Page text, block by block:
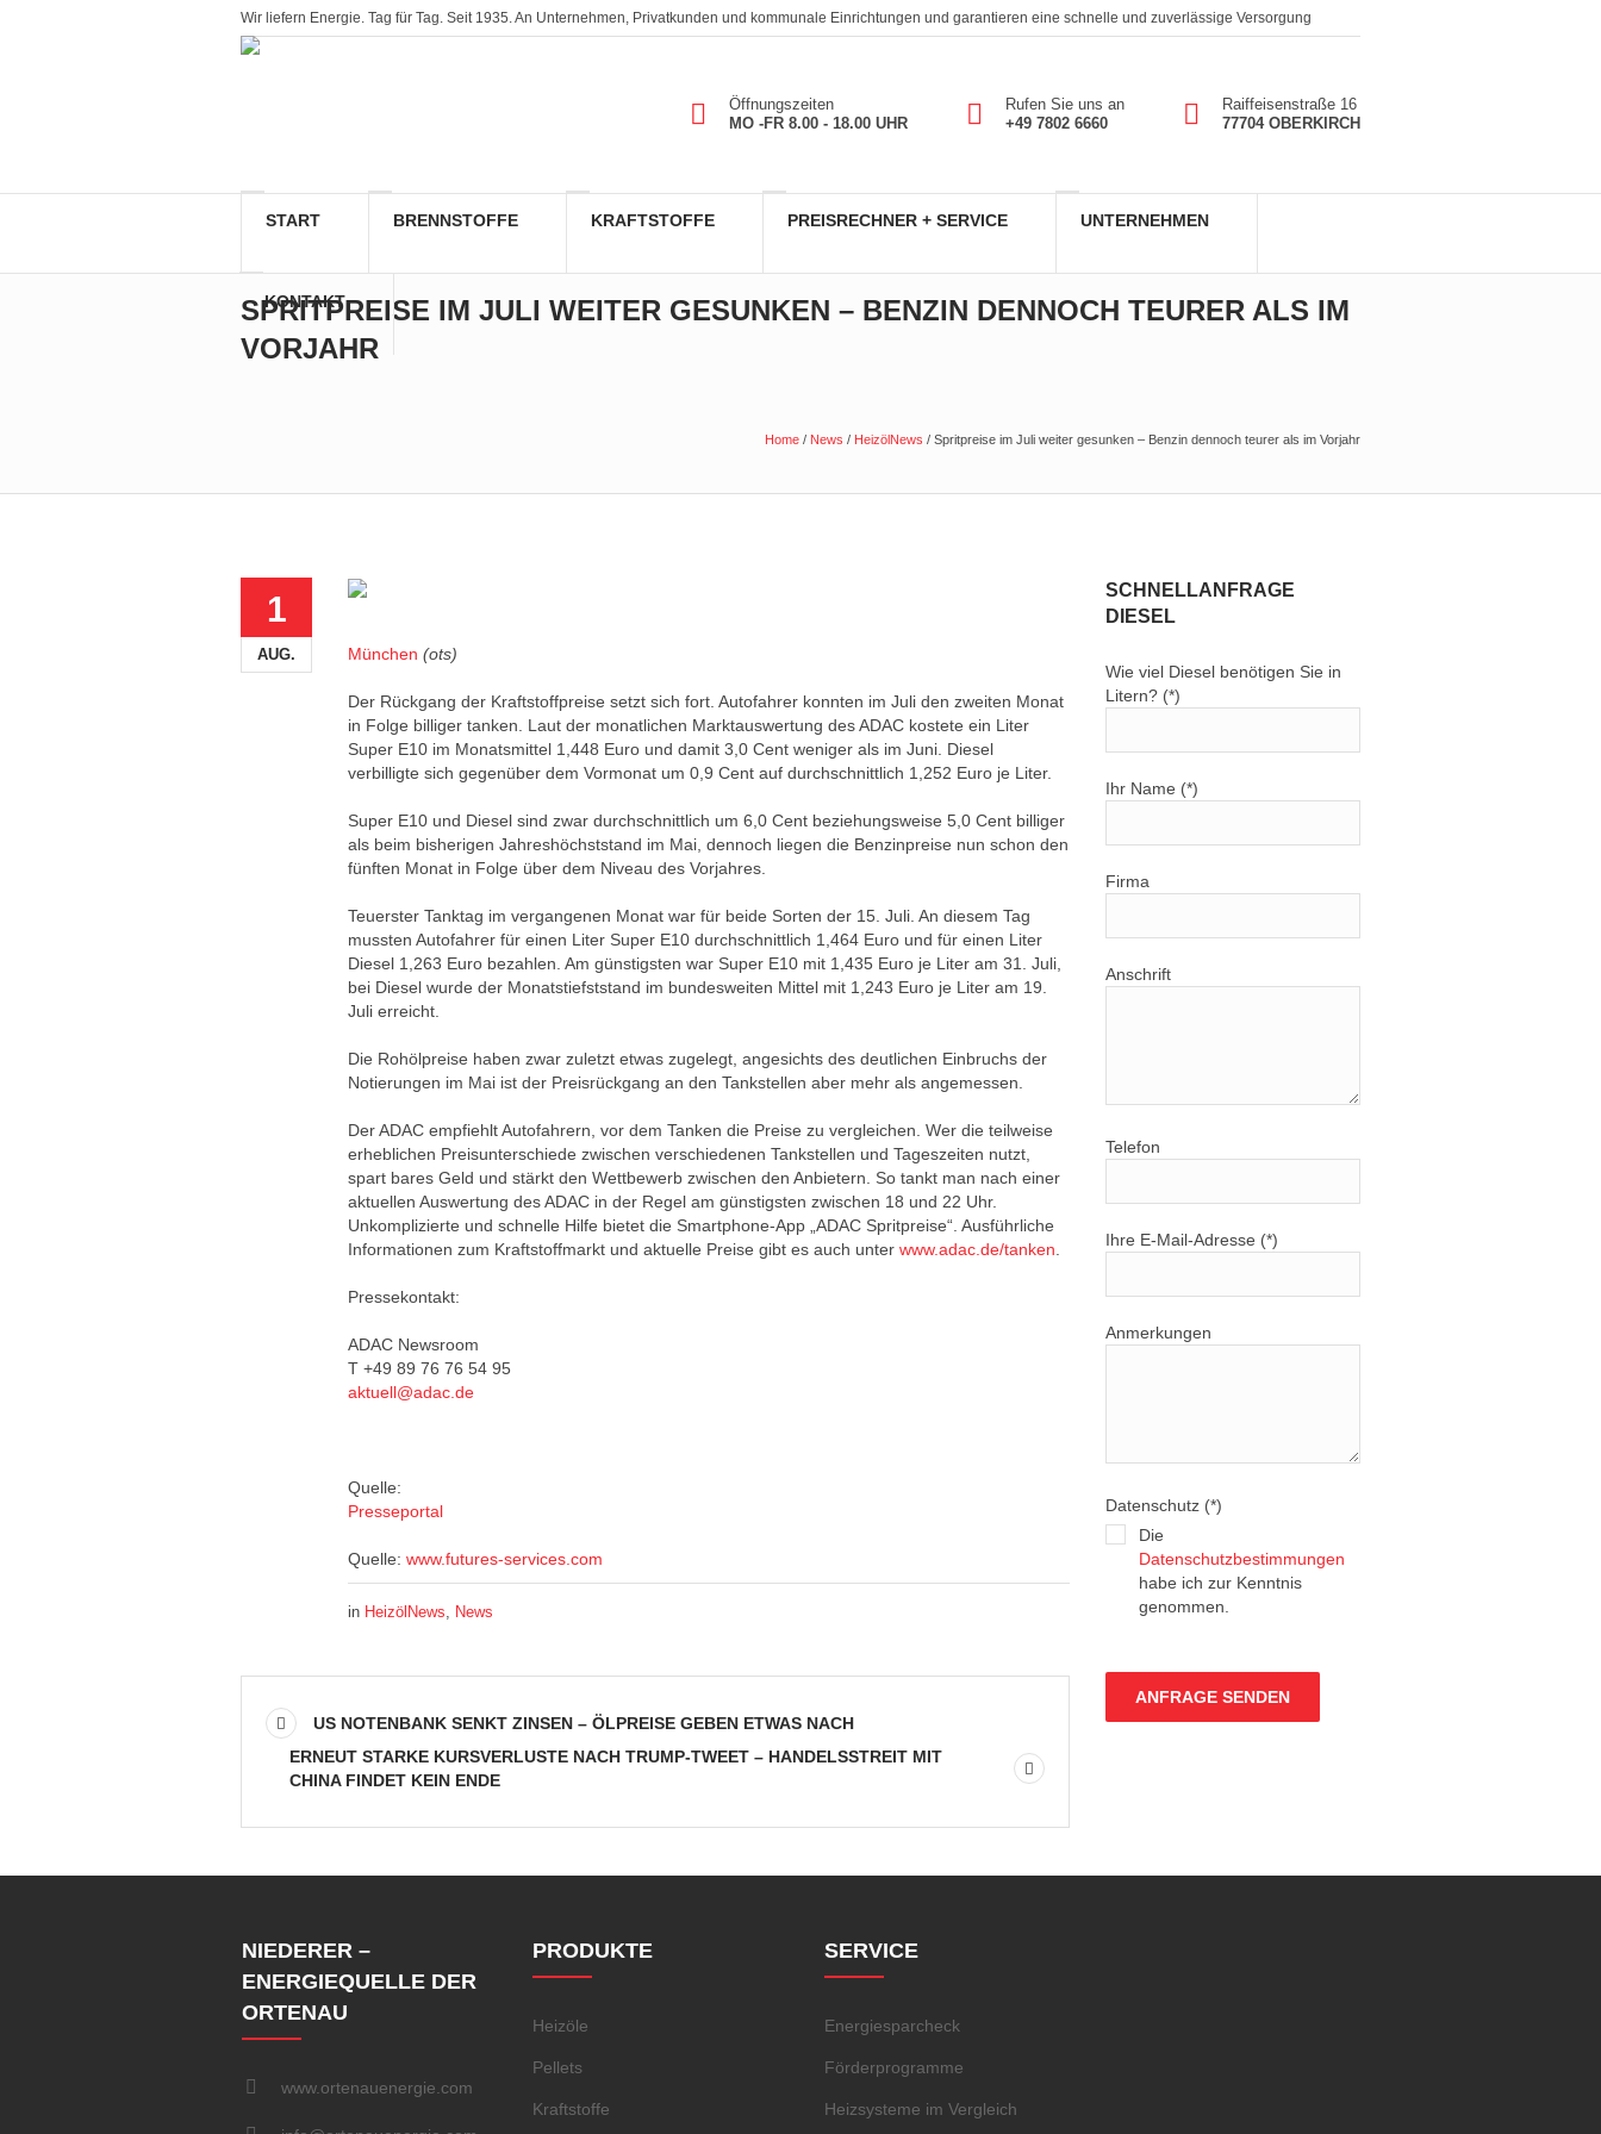
Wir liefern Energie. Tag für Tag. Seit 1935. An Unternehmen, Privatkunden und kommunale Einrichtungen und garantieren eine schnelle und zuverlässige Versorgung
Öffnungszeiten
MO -FR 8.00 - 18.00 UHR
Rufen Sie uns an
+49 7802 6660
Raiffeisenstraße 16
77704 OBERKIRCH
START BRENNSTOFFE KRAFTSTOFFE PREISRECHNER + SERVICE UNTERNEHMEN
KONTAKT
SPRITPREISE IM JULI WEITER GESUNKEN – BENZIN DENNOCH TEURER ALS IM
VORJAHR
Home / News / HeizölNews / Spritpreise im Juli weiter gesunken – Benzin dennoch teurer als im Vorjahr
1
AUG. München (ots)
Der Rückgang der Kraftstoffpreise setzt sich fort. Autofahrer konnten im Juli den zweiten Monat
in Folge billiger tanken. Laut der monatlichen Marktauswertung des ADAC kostete ein Liter
Super E10 im Monatsmittel 1,448 Euro und damit 3,0 Cent weniger als im Juni. Diesel
verbilligte sich gegenüber dem Vormonat um 0,9 Cent auf durchschnittlich 1,252 Euro je Liter.
Super E10 und Diesel sind zwar durchschnittlich um 6,0 Cent beziehungsweise 5,0 Cent billiger
als beim bisherigen Jahreshöchststand im Mai, dennoch liegen die Benzinpreise nun schon den
fünften Monat in Folge über dem Niveau des Vorjahres.
Teuerster Tanktag im vergangenen Monat war für beide Sorten der 15. Juli. An diesem Tag
mussten Autofahrer für einen Liter Super E10 durchschnittlich 1,464 Euro und für einen Liter
Diesel 1,263 Euro bezahlen. Am günstigsten war Super E10 mit 1,435 Euro je Liter am 31. Juli,
bei Diesel wurde der Monatstiefststand im bundesweiten Mittel mit 1,243 Euro je Liter am 19.
Juli erreicht.
Die Rohölpreise haben zwar zuletzt etwas zugelegt, angesichts des deutlichen Einbruchs der
Notierungen im Mai ist der Preisrückgang an den Tankstellen aber mehr als angemessen.
Der ADAC empfiehlt Autofahrern, vor dem Tanken die Preise zu vergleichen. Wer die teilweise
erheblichen Preisunterschiede zwischen verschiedenen Tankstellen und Tageszeiten nutzt,
spart bares Geld und stärkt den Wettbewerb zwischen den Anbietern. So tankt man nach einer
aktuellen Auswertung des ADAC in der Regel am günstigsten zwischen 18 und 22 Uhr.
Unkomplizierte und schnelle Hilfe bietet die Smartphone-App „ADAC Spritpreise“. Ausführliche
Informationen zum Kraftstoffmarkt und aktuelle Preise gibt es auch unter www.adac.de/tanken.
Pressekontakt:
ADAC Newsroom
T +49 89 76 76 54 95
aktuell@adac.de
Quelle:
Presseportal
Quelle: www.futures-services.com
in HeizölNews, News
US NOTENBANK SENKT ZINSEN – ÖLPREISE GEBEN ETWAS NACH
ERNEUT STARKE KURSVERLUSTE NACH TRUMP-TWEET – HANDELSSTREIT MIT
CHINA FINDET KEIN ENDE
SCHNELLANFRAGE
DIESEL
Wie viel Diesel benötigen Sie in
Litern? (*)
Ihr Name (*)
Firma
Anschrift
Telefon
Ihre E-Mail-Adresse (*)
Anmerkungen
Datenschutz (*)
Die
Datenschutzbestimmungen
habe ich zur Kenntnis
genommen.
NIEDERER –
ENERGIEQUELLE DER
ORTENAU
www.ortenauenergie.com
PRODUKTE
Heizöle
Pellets
Kraftstoffe
SERVICE
Energiesparcheck
Förderprogramme
Heizsysteme im Vergleich